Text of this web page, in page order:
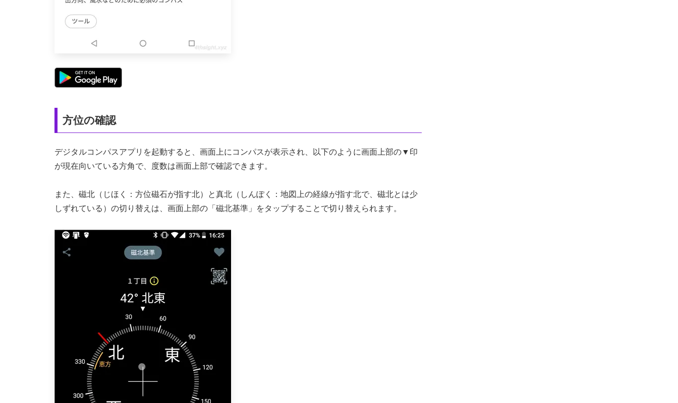
方位の確認
デジタルコンパスアプリを起動すると、画面上にコンパスが表示され、以下のように画面上部の▼印
が現在向いている方角で、度数は画面上部で確認できます。
また、磁北（じほく：方位磁石が指す北）と真北（しんぽく：地図上の経線が指す北で、磁北とは少
しずれている）の切り替えは、画面上部の「磁北基準」をタップすることで切り替えられます。